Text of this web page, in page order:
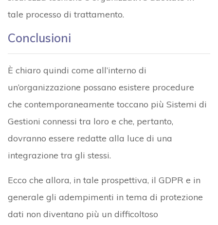
tale processo di trattamento.
Conclusioni
È chiaro quindi come all’interno di
un’organizzazione possano esistere procedure
che contemporaneamente toccano più Sistemi di
Gestioni connessi tra loro e che, pertanto,
dovranno essere redatte alla luce di una
integrazione tra gli stessi.
Ecco che allora, in tale prospettiva, il GDPR e in
generale gli adempimenti in tema di protezione
dati non diventano più un difficoltoso